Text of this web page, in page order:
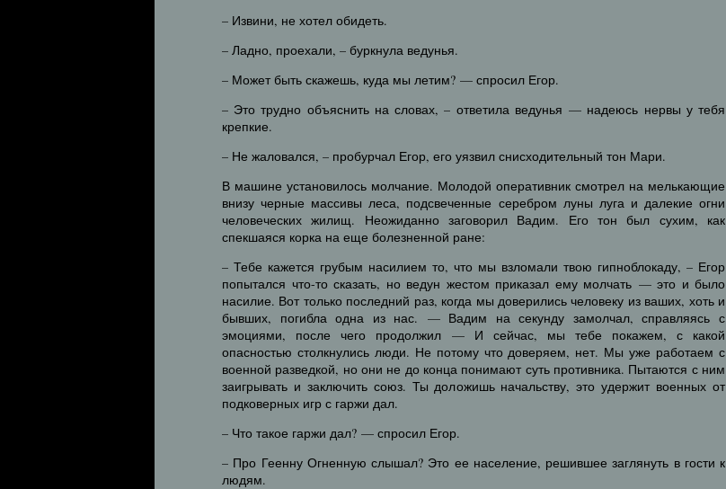
– Извини, не хотел обидеть.
– Ладно, проехали, – буркнула ведунья.
– Может быть скажешь, куда мы летим? — спросил Егор.
– Это трудно объяснить на словах, – ответила ведунья — надеюсь нервы у тебя
крепкие.
– Не жаловался, – пробурчал Егор, его уязвил снисходительный тон Мари.
В машине установилось молчание. Молодой оперативник смотрел на мелькающие
внизу черные массивы леса, подсвеченные серебром луны луга и далекие огни
человеческих жилищ. Неожиданно заговорил Вадим. Его тон был сухим, как
спекшаяся корка на еще болезненной ране:
– Тебе кажется грубым насилием то, что мы взломали твою гипноблокаду, – Егор
попытался что-то сказать, но ведун жестом приказал ему молчать — это и было
насилие. Вот только последний раз, когда мы доверились человеку из ваших, хоть и
бывших, погибла одна из нас. — Вадим на секунду замолчал, справляясь с
эмоциями, после чего продолжил — И сейчас, мы тебе покажем, с какой
опасностью столкнулись люди. Не потому что доверяем, нет. Мы уже работаем с
военной разведкой, но они не до конца понимают суть противника. Пытаются с ним
заигрывать и заключить союз. Ты доложишь начальству, это удержит военных от
подковерных игр с гаржи дал.
– Что такое гаржи дал? — спросил Егор.
– Про Геенну Огненную слышал? Это ее население, решившее заглянуть в гости к
людям.